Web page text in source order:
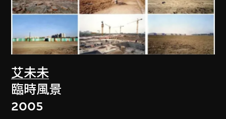
艾未未
臨時風景
2005